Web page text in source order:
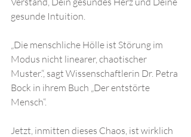
gesunde Intuition.
„Die menschliche Hölle ist Störung im
Modus nicht linearer, chaotischer
Muster.“, sagt Wissenschaftlerin Dr. Petra
Bock in ihrem Buch „Der entstörte
Mensch“.
Jetzt, inmitten dieses Chaos, ist wirklich